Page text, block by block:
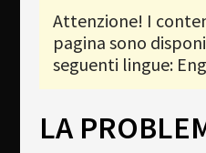
Download
Lingua
Attenzione! I
pagina sono
seguenti lingue:
LA